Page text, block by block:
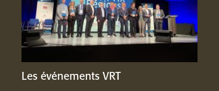
Les événements VRT